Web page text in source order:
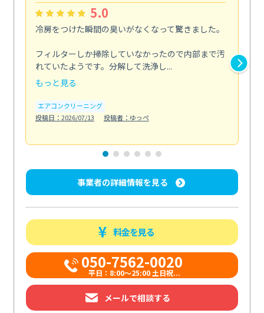
5.0
冷房をつけた瞬間の臭いがなくなって驚きました。
フィルターしか掃除していなかったので内部まで汚
れていたようです。分解して洗浄し...
もっと見る
エアコンクリーニング
投稿日：2026/07/13
投稿者：ゆっぺ
事業者の詳細情報を見る
料金を見る
050-7562-0020
平日：8:00〜25:00 土日祝...
メールで相談する